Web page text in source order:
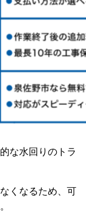
な水回りのトラ
くなるため、可